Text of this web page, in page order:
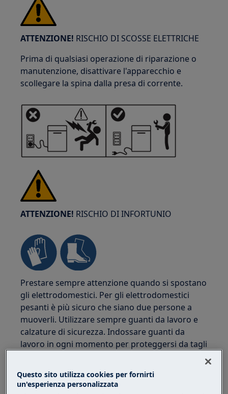
ATTENZIONE! RISCHIO DI SCOSSE ELETTRICHE
Prima di qualsiasi operazione di riparazione o
manutenzione, disattivare l'apparecchio e
scollegare la spina dalla presa di corrente.
ATTENZIONE! RISCHIO DI INFORTUNIO
Prestare sempre attenzione quando si spostano
gli elettrodomestici. Per gli elettrodomestici
pesanti è più sicuro che siano due persone a
muoverli. Utilizzare sempre guanti da lavoro e
calzature di sicurezza. Indossare guanti da
lavoro in ogni momento per proteggersi da tagli
Questo sito utilizza cookies per fornirti
un'esperienza personalizzata